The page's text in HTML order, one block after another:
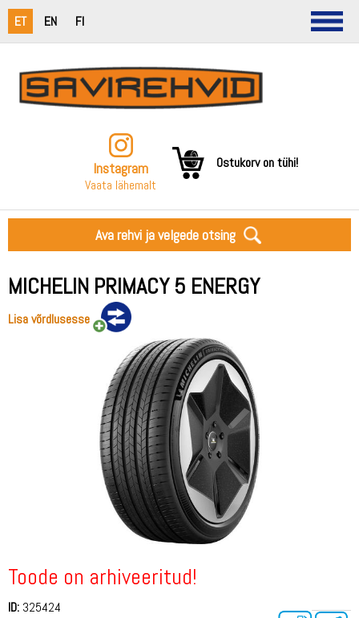
ET EN FI
Instagram
Vaata lähemalt
Ostukorv on tühi!
Ava rehvi ja velgede otsing
MICHELIN PRIMACY 5 ENERGY
Lisa võrdlusesse
Toode on arhiveeritud!
ID: 325424